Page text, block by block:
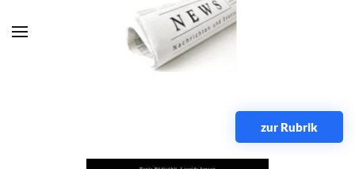
Zum Hauptinhalt springen
zur Rubrik